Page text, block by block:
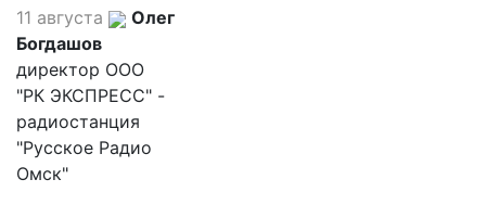
11 августа
Олег
Богдашов
директор ООО
"РК ЭКСПРЕСС" -
радиостанция
"Русское Радио
Омск"